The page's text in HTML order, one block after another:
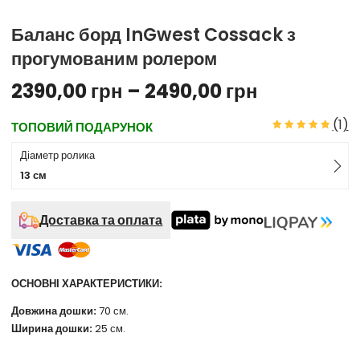
Баланс борд InGwest Cossack з
прогумованим ролером
2390,00грн – 2490,00грн
ТОПОВИЙ ПОДАРУНОК (1)
Діаметр ролика
13 см
Доставка та оплата
ОСНОВНІ ХАРАКТЕРИСТИКИ:
Довжина дошки:70 см.
Ширина дошки:25 см.